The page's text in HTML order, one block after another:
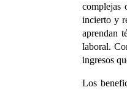
complejas
incierto y
aprendan
laboral.
ingresos
Los